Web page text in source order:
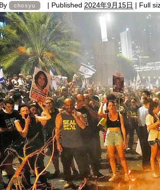
By
chosyu | Published 2024年9月15日 | Full